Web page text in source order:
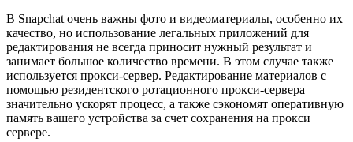
В Snapchat очень важны фото и видеоматериалы, особенно их
качество, но использование легальных приложений для
редактирования не всегда приносит нужный результат и
занимает большое количество времени. В этом случае также
используется прокси-сервер. Редактирование материалов с
помощью резидентского ротационного прокси-сервера
значительно ускорят процесс, а также сэкономят оперативную
память вашего устройства за счет сохранения на прокси
сервере.